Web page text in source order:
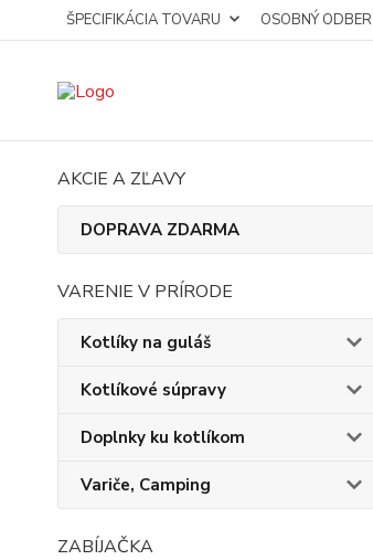
ŠPECIFIKÁCIA TOVARU OSOBNÝ ODBER
AKCIE A ZĽAVY
DOPRAVA ZDARMA
VARENIE V PRÍRODE
Kotlíky na guláš
Kotlíkové súpravy
Doplnky ku kotlíkom
Variče, Camping
ZABÍJAČKA